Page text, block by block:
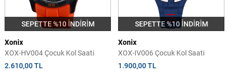
SEPETTE %10 İNDİRİM
Xonix
XOX-HV004 Çocuk Kol Saati
2.610,00 TL
SEPETTE %10 İNDİRİM
Xonix
XOX-IV006 Çocuk Kol Saati
1.900,00 TL